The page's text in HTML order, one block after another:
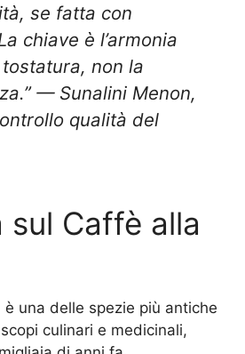
se fatta con
chiave è l’armonia
non la
— Sunalini Menon,
qualità del
sul Caffè alla
è una delle spezie più antiche
culinari e medicinali,